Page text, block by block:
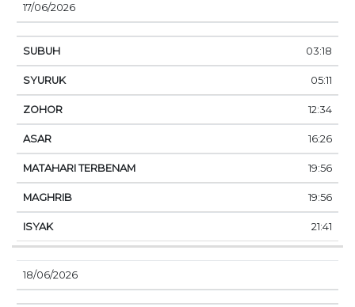
17/06/2026
03:18
05:11
12:34
16:26
19:56
19:56
21:41
18/06/2026